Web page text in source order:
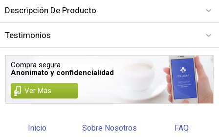
Descripción De Producto
Testimonios
Compra segura.
Anonimato y confidencialidad
Ver Más
Inicio Sobre Nosotros FAQ